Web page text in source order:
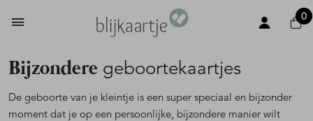
0
Bijzondere geboortekaartjes
De geboorte van je kleintje is een super speciaal en bijzonder
moment dat je op een persoonlijke, bijzondere manier wilt